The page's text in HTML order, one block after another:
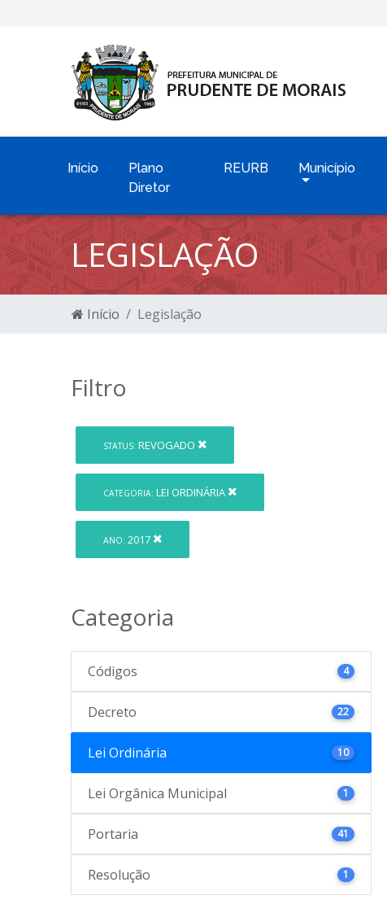
Início
Plano
Diretor
REURB Município
LEGISLAÇÃO
Início Legislação
Filtro
STATUS: REVOGADO
CATEGORIA: LEI ORDINÁRIA
ANO: 2017
Categoria
Códigos 4
Decreto 22
Lei Ordinária 10
Lei Orgânica Municipal 1
Portaria 41
Resolução 1